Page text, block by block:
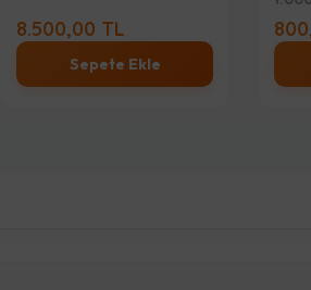
800,00 TL
Sepete Ekle